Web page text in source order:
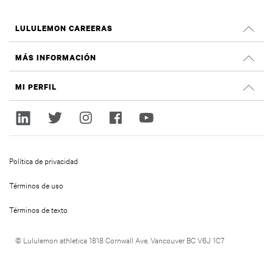
LULULEMON CAREERAS
Empleos
Buscar Trabajos
MÁS INFORMACIÓN
Sostenibilidad e impacto social
lululemon.com
MI PERFIL
Registrate
© Lululemon athletica 1818 Cornwall Ave, Vancouver BC V6J 1C7
Política de privacidad
Términos de uso
Términos de texto